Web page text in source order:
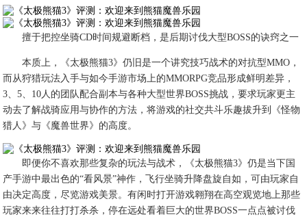
擅于把控坐骑CD时间规避断档，是后期讨伐大型BOSS的诀窍之一
本质上，《太极熊猫3》仍旧是一个讲究技巧战术的对抗型MMO，
而从狩猎玩法入手与如今手游市场上的MMORPG竞品形成鲜明差异，
3、5、10人的团队配合副本与各种大型世界BOSS挑战，要求玩家更主
动去了解战骑应用与协作的方法，将游戏的社交共斗乐趣拔升到《怪物
猎人》与《魔兽世界》的高度。
即便你不喜欢那些复杂的玩法与战术，《太极熊猫3》仍是当下国
产手游中最出色的“看风景”神作，飞行坐骑升降盘旋自如，可由玩家自
由决定高度，尽览游戏美景。有闲时打开游戏翱翔在高空观览地上那些
玩家来来往往打打杀杀，停在远处看着巨大的世界BOSS一点点被讨伐